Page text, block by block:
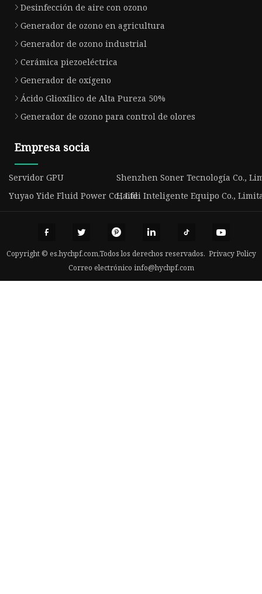
Desinfección de aire con ozono
Generador de ozono en agricultura
Generador de ozono industrial
Cerámica piezoeléctrica
Generador de oxígeno
Ácido Glioxílico de Alta Pureza 50%
Generador de ozono para control de olores
Empresa socia
Servidor GPU
Shenzhen Soner Tecnología Co.,
Yuyao Yide Fluid Power Co., LtdHaifei Inteligente Equipo Co.,
Copyright © es.hychpf.com,Todos los derechos reservados. Privacy Policy
Correo electrónico info@hychpf.com